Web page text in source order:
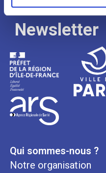
Newsletter
Qui sommes-nous ?
Notre organisation